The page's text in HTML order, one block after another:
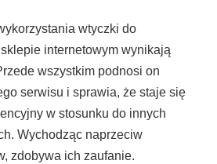
wtyczki do
internetowym wynikają
wszystkim podnosi on
serwisu i sprawia, że staje się
w stosunku do innych
Wychodząc naprzeciw
zdobywa ich zaufanie.